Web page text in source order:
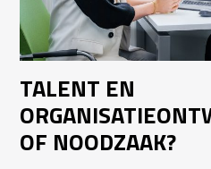
TALENT EN
OF NOODZAAK?